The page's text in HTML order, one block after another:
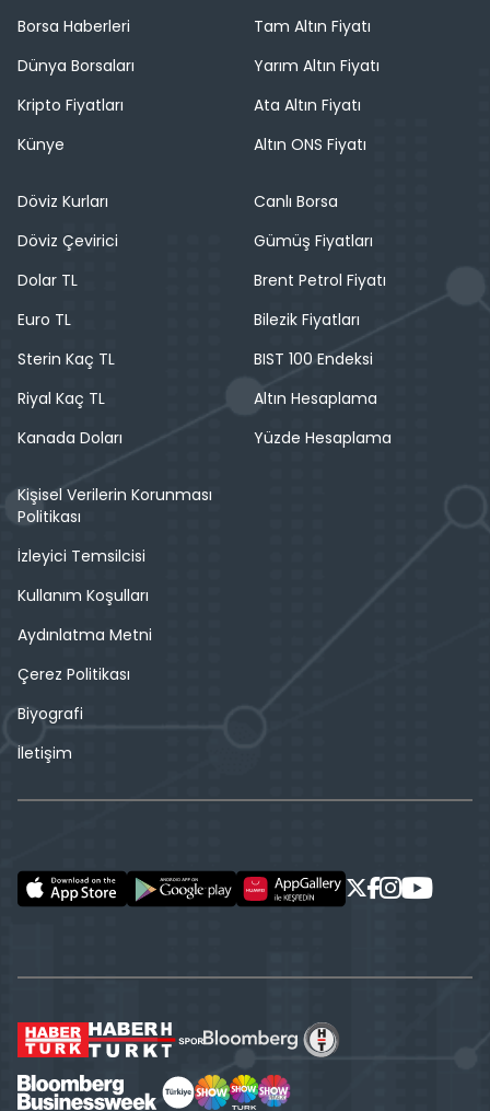
Borsa Haberleri
Dünya Borsaları
Kripto Fiyatları
Künye
Tam Altın Fiyatı
Yarım Altın Fiyatı
Ata Altın Fiyatı
Altın ONS Fiyatı
Döviz Kurları
Döviz Çevirici
Dolar TL
Euro TL
Sterin Kaç TL
Riyal Kaç TL
Kanada Doları
Canlı Borsa
Gümüş Fiyatları
Brent Petrol Fiyatı
Bilezik Fiyatları
BIST 100 Endeksi
Altın Hesaplama
Yüzde Hesaplama
Kişisel Verilerin Korunması
Politikası
İzleyici Temsilcisi
Kullanım Koşulları
Aydınlatma Metni
Çerez Politikası
Biyografi
İletişim